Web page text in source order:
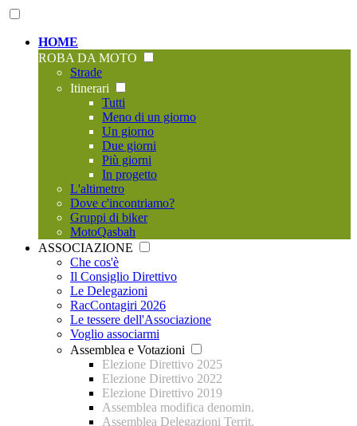
HOME
ROBA DA MOTO
Strade
Itinerari
Tutti
Meno di un giorno
Un giorno
Due giorni
Più giorni
In progetto
L'altimetro
Dove c'incontriamo?
Gruppi di biker
MotoQasbah
ASSOCIAZIONE
Che cos'è
Il Consiglio Direttivo
Le Delegazioni
RacContagiri 2026
Le tessere dell'Associazione
Voglio associarmi
Assemblea e Votazioni
Elezione Direttivo 2025
Elezione Direttivo 2022
Elezione Direttivo 2019
Assemblea modifica denomin.
Assemblea Delegazioni Territ.